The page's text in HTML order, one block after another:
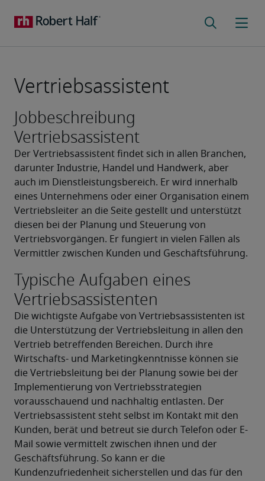
Vertriebsassistent
Jobbeschreibung
Vertriebsassistent
Der Vertriebsassistent findet sich in allen Branchen,
darunter Industrie, Handel und Handwerk, aber
auch im Dienstleistungsbereich. Er wird innerhalb
eines Unternehmens oder einer Organisation einem
Vertriebsleiter an die Seite gestellt und unterstützt
diesen bei der Planung und Steuerung von
Vertriebsvorgängen. Er fungiert in vielen Fällen als
Vermittler zwischen Kunden und Geschäftsführung.
Typische Aufgaben eines
Vertriebsassistenten
Die wichtigste Aufgabe von Vertriebsassistenten ist
die Unterstützung der Vertriebsleitung in allen den
Vertrieb betreffenden Bereichen. Durch ihre
Wirtschafts- und Marketingkenntnisse können sie
die Vertriebsleitung bei der Planung sowie bei der
Implementierung von Vertriebsstrategien
vorausschauend und nachhaltig entlasten. Der
Vertriebsassistent steht selbst im Kontakt mit den
Kunden, berät und betreut sie durch Telefon oder E-
Mail sowie vermittelt zwischen ihnen und der
Geschäftsführung. So kann er die
Kundenzufriedenheit sicherstellen und das für den